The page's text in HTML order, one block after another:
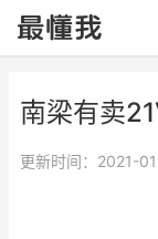
南梁有卖
更新时间：2021-